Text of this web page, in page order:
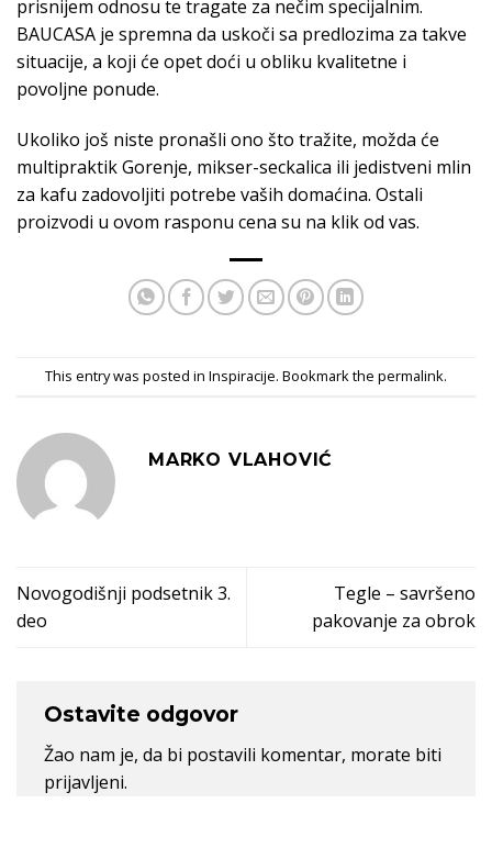
prisnijem odnosu te tragate za nečim specijalnim.
BAUCASA je spremna da uskoči sa predlozima za takve
situacije, a koji će opet doći u obliku kvalitetne i
povoljne ponude.
Ukoliko još niste pronašli ono što tražite, možda će
multipraktik Gorenje, mikser-seckalica ili jedistveni mlin
za kafu zadovoljiti potrebe vaših domaćina. Ostali
proizvodi u ovom rasponu cena su na klik od vas.
This entry was posted in Inspiracije. Bookmark the permalink.
MARKO VLAHOVIĆ
Novogodišnji podsetnik 3.
deo
Tegle – savršeno
pakovanje za obrok
Ostavite odgovor
Žao nam je, da bi postavili komentar, morate biti
prijavljeni.